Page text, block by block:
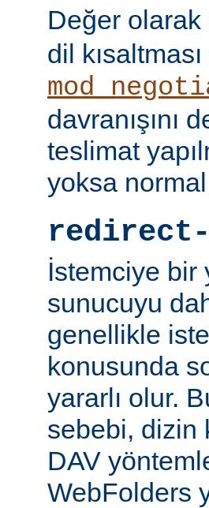
Değer olarak
dil
davranışını
teslimat
yoksa normal
İstemciye bir
sunucuyu
genellikle
konusunda
yararlı olur.
sebebi, dizin
DAV
WebFolders